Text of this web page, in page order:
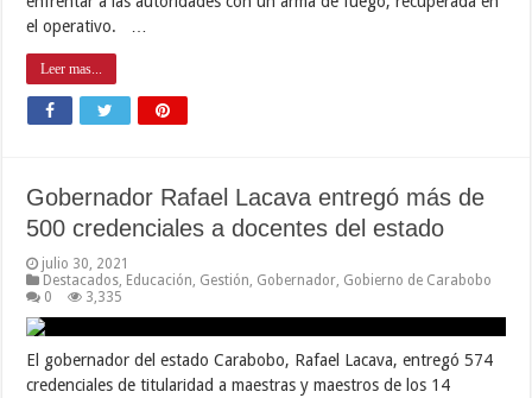
el operativo. …
Leer mas...
Gobernador Rafael Lacava entregó más de
500 credenciales a docentes del estado
julio 30, 2021
Destacados Educación Gestión Gobernador Gobierno de Carabobo
0
3,335
El gobernador del estado Carabobo, Rafael Lacava, entregó 574
credenciales de titularidad a maestras y maestros de los 14